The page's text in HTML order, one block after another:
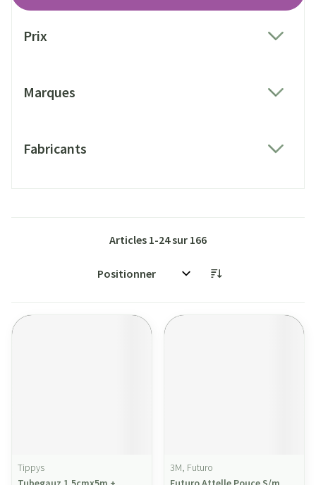
Prix
Marques
Fabricants
Articles 1-24sur 166
Trier par:
Tippys
3M, Futuro